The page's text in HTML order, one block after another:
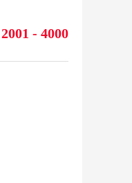
2001 - 4000